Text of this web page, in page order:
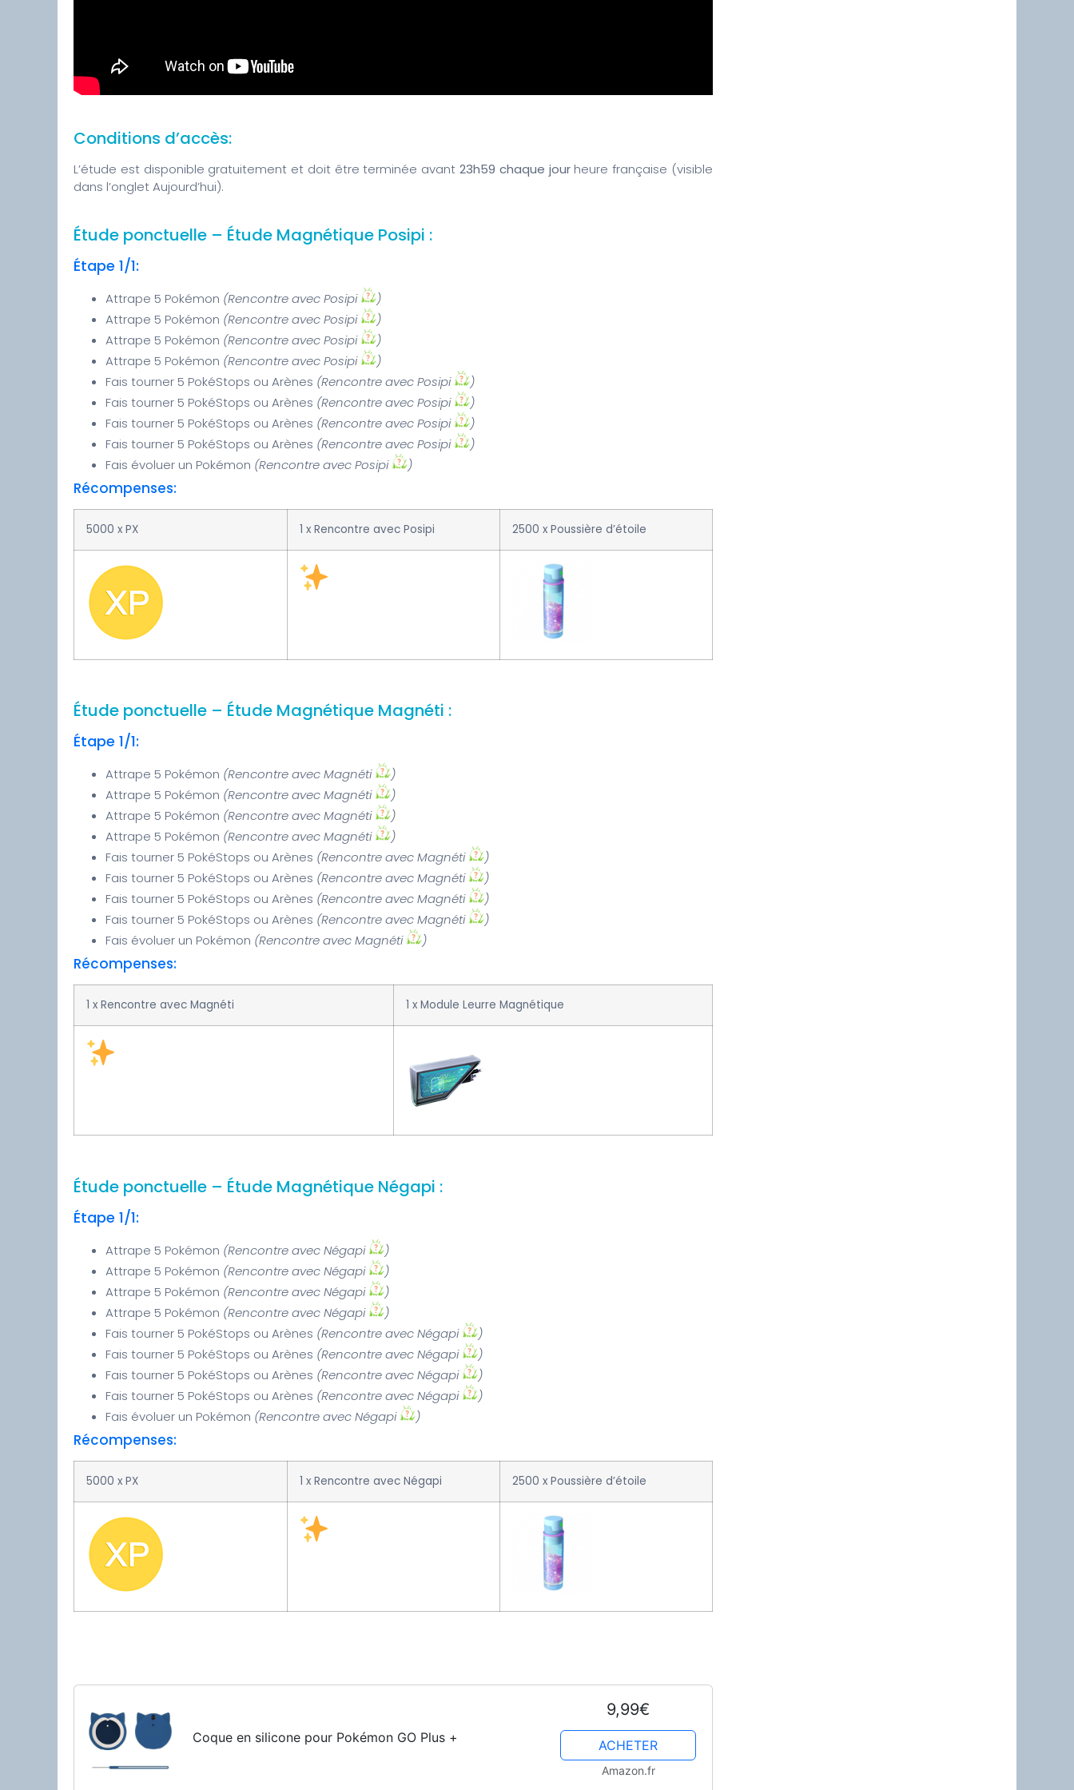
Conditions d’accès:
L’étude est disponible gratuitement et doit être terminée avant23h59 chaque jourheure française (visible
dans l’onglet Aujourd’hui).
Étude ponctuelle – Étude Magnétique Posipi :
Étape 1/1:
Attrape 5 Pokémon (Rencontre avec Posipi
)
Attrape 5 Pokémon (Rencontre avec Posipi
)
Attrape 5 Pokémon (Rencontre avec Posipi
)
Attrape 5 Pokémon (Rencontre avec Posipi
)
Fais tourner 5 PokéStops ou Arènes (Rencontre avec Posipi
)
Fais tourner 5 PokéStops ou Arènes (Rencontre avec Posipi
)
Fais tourner 5 PokéStops ou Arènes (Rencontre avec Posipi
)
Fais tourner 5 PokéStops ou Arènes (Rencontre avec Posipi
)
Fais évoluer un Pokémon (Rencontre avec Posipi )
Récompenses:
5000 x PX 1 x Rencontre avec Posipi 2500 x Poussière d’étoile
Étude ponctuelle – Étude Magnétique Magnéti :
Étape 1/1:
Attrape 5 Pokémon (Rencontre avec Magnéti
)
Attrape 5 Pokémon (Rencontre avec Magnéti
)
Attrape 5 Pokémon (Rencontre avec Magnéti
)
Attrape 5 Pokémon (Rencontre avec Magnéti
)
Fais tourner 5 PokéStops ou Arènes (Rencontre avec Magnéti
)
Fais tourner 5 PokéStops ou Arènes (Rencontre avec Magnéti
)
Fais tourner 5 PokéStops ou Arènes (Rencontre avec Magnéti
)
Fais tourner 5 PokéStops ou Arènes (Rencontre avec Magnéti
)
Fais évoluer un Pokémon (Rencontre avec Magnéti )
Récompenses:
1 x Rencontre avec Magnéti 1 x Module Leurre Magnétique
Étude ponctuelle – Étude Magnétique Négapi :
Étape 1/1:
Attrape 5 Pokémon (Rencontre avec Négapi
)
Attrape 5 Pokémon (Rencontre avec Négapi
)
Attrape 5 Pokémon (Rencontre avec Négapi
)
Attrape 5 Pokémon (Rencontre avec Négapi
)
Fais tourner 5 PokéStops ou Arènes (Rencontre avec Négapi
)
Fais tourner 5 PokéStops ou Arènes (Rencontre avec Négapi
)
Fais tourner 5 PokéStops ou Arènes (Rencontre avec Négapi
)
Fais tourner 5 PokéStops ou Arènes (Rencontre avec Négapi
)
Fais évoluer un Pokémon (Rencontre avec Négapi )
Récompenses:
5000 x PX 1 x Rencontre avec Négapi 2500 x Poussière d’étoile
Coque en silicone pour Pokémon GO Plus +
9,99€
ACHETER
Amazon.fr